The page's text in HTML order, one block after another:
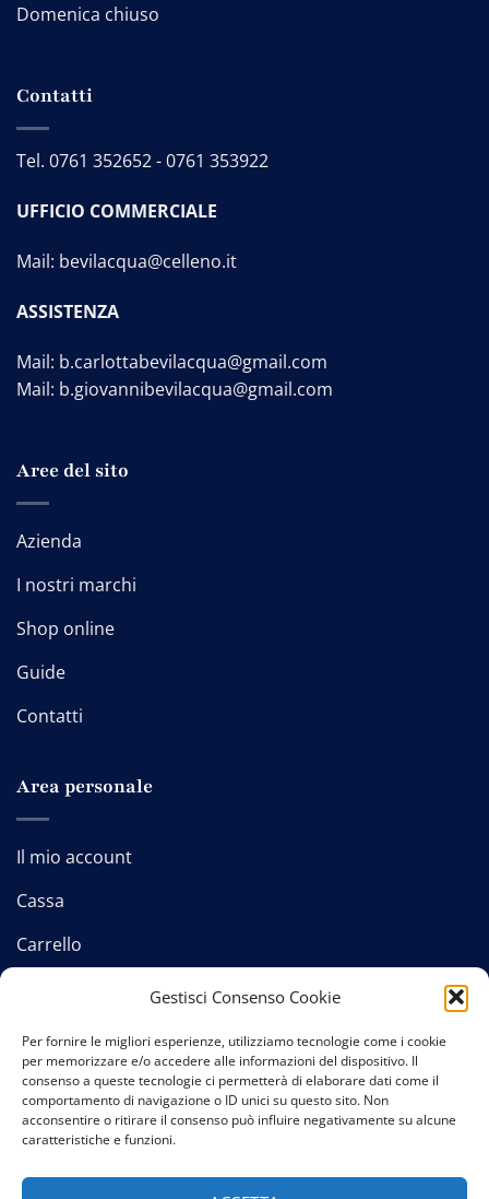
Gestisci Consenso Cookie
Per fornire le migliori esperienze, utilizziamo tecnologie come i cookie
per memorizzare e/o accedere alle informazioni del dispositivo. Il
consenso a queste tecnologie ci permetterà di elaborare dati come il
comportamento di navigazione o ID unici su questo sito. Non
acconsentire o ritirare il consenso può influire negativamente su alcune
caratteristiche e funzioni.
Domenica chiuso
Contatti
Tel. 0761 352652-0761 353922
UFFICIO COMMERCIALE
Mail: bevilacqua@celleno.it
ASSISTENZA
Mail: b.carlottabevilacqua@gmail.com
Mail: b.giovannibevilacqua@gmail.com
Aree del sito
Azienda
I nostri marchi
Shop online
Guide
Contatti
Area personale
Il mio account
Cassa
Carrello
Contatti-Privacy policy-Cookie policy-Termini e
condizioni